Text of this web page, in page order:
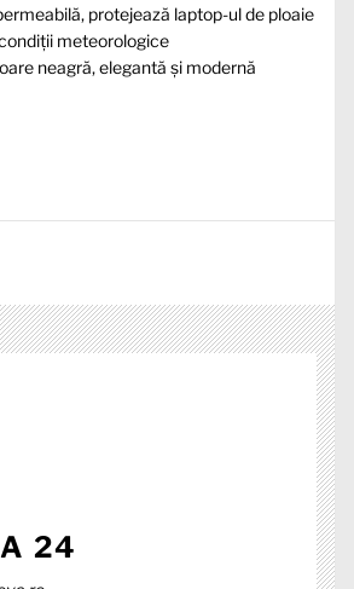
protejează laptop-ul de ploaie
meteorologice
neagră, elegantă și modernă
24